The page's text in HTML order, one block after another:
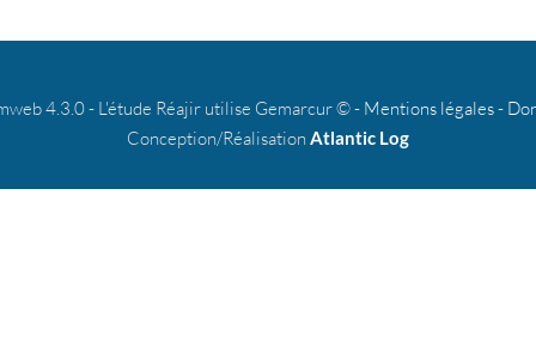
4.3.0 - L'étude Réajir utilise Gemarcur © - Mentions légales-
Conception/Réalisation Atlantic Log